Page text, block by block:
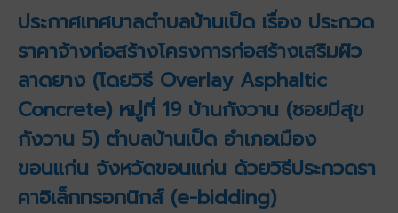
ประกาศเทศบาลตำบลบ้านเป็ด เรื่อง ประกวด
ราคาจ้างก่อสร้างโครงการก่อสร้างเสริมผิว
ลาดยาง (โดยวิธี Overlay Asphaltic
Concrete) หมู่ที่ 19 บ้านกังวาน (ซอยมีสุข
กังวาน 5) ตำบลบ้านเป็ด อำเภอเมือง
ขอนแก่น จังหวัดขอนแก่น ด้วยวิธีประกวดรา
คาอิเล็กทรอกนิกส์ (e-bidding)